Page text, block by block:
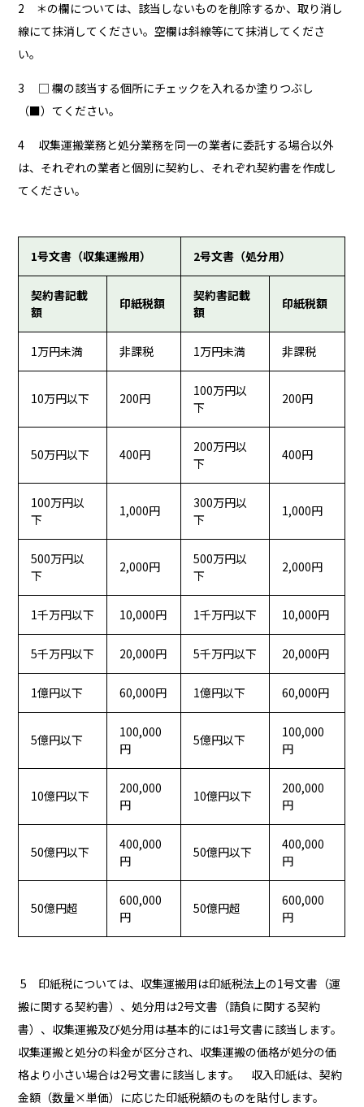
2 ＊の欄については、該当しないものを削除するか、取り消し
線にて抹消してください。空欄は斜線等にて抹消してくださ
い。
3 □ 欄の該当する個所にチェックを入れるか塗りつぶし
（■）てください。
4 収集運搬業務と処分業務を同一の業者に委託する場合以外
は、それぞれの業者と個別に契約し、それぞれ契約書を作成し
てください。
1号文書（収集運搬用） 2号文書（処分用）
契約書記載
額
印紙税額
契約書記載
額
印紙税額
1万円未満 非課税 1万円未満 非課税
10万円以下 200円
100万円以
下
200円
50万円以下 400円
200万円以
下
400円
100万円以
下
1,000円
300万円以
下
1,000円
500万円以
下
2,000円
500万円以
下
2,000円
1千万円以下 10,000円 1千万円以下 10,000円
5千万円以下 20,000円 5千万円以下 20,000円
1億円以下 60,000円 1億円以下 60,000円
5億円以下
100,000
円
5億円以下
100,000
円
10億円以下
200,000
円
10億円以下
200,000
円
50億円以下
400,000
円
50億円以下
400,000
円
50億円超
600,000
円
50億円超
600,000
円
5 印紙税については、収集運搬用は印紙税法上の1号文書（運
搬に関する契約書）、処分用は2号文書（請負に関する契約
書）、収集運搬及び処分用は基本的には1号文書に該当します。
収集運搬と処分の料金が区分され、収集運搬の価格が処分の価
格より小さい場合は2号文書に該当します。 収入印紙は、契約
金額（数量×単価）に応じた印紙税額のものを貼付します。